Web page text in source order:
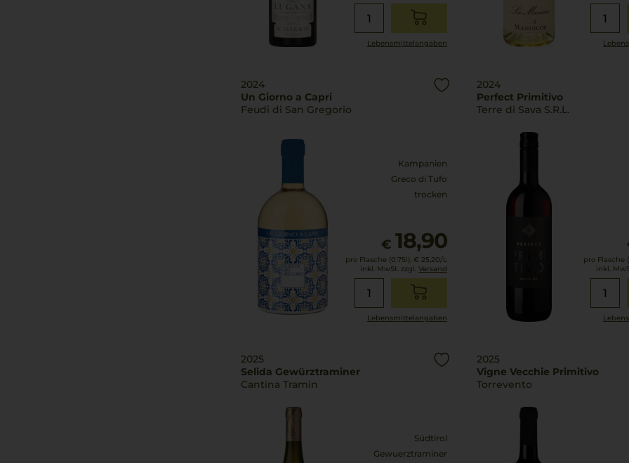
Lebensmittel­angaben
2024
Un Giorno a Capri
Feudi di San Gregorio
Kampanien
Greco di Tufo
trocken
€ 18,90
pro Flasche (0.75l), € 25,20/L
inkl. MwSt. zzgl. Versand
Lebensmittel­angaben
2024
Perfect Primitivo
Terre di Sava S.R.L.
pro Flasche
inkl.
2025
Selida Gewürztraminer
Cantina Tramin
Südtirol
Gewuerztraminer
2025
Vigne Vecchie Primitivo
Torrevento